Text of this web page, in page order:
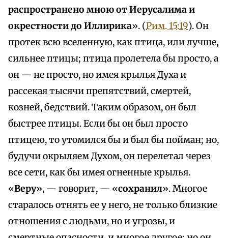
распространено мною от Иерусалима и
окрестности до Иллирика». (Рим. 15:19). Он
протек всю вселенную, как птица, или лучше,
сильнее птицы; птица пролетела бы просто, а
он — не просто, но имея крылья Духа и
рассекая тысячи препятствий, смертей,
козней, бедствий. Таким образом, он был
быстрее птицы. Если бы он был просто
птицею, то утомился бы и был бы пойман; но,
будучи окрыляем Духом, он перелетал через
все сети, как бы имея огненные крылья.
«Веру», — говорит, — «сохранил». Многое
старалось отнять ее у него, не только близкие
отношения с людьми, но и угрозы, и